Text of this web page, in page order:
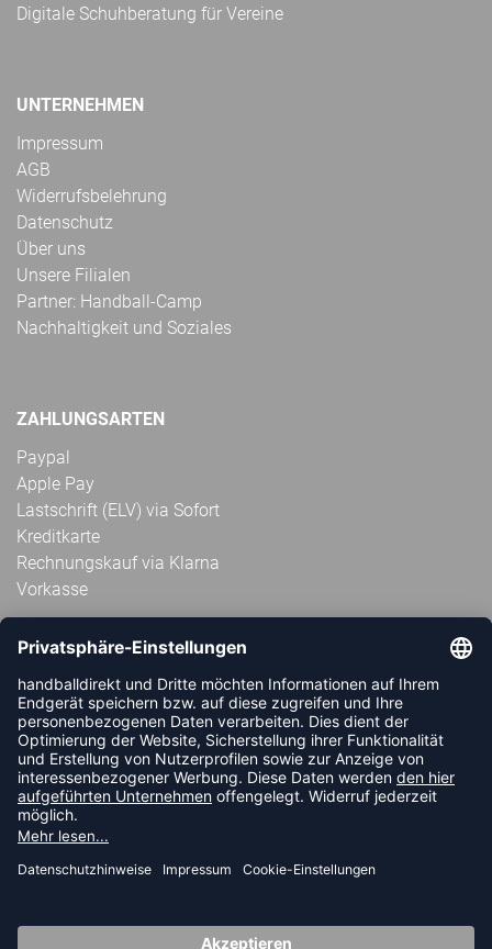
Digitale Schuhberatung für Vereine
UNTERNEHMEN
Impressum
AGB
Widerrufsbelehrung
Datenschutz
Über uns
Unsere Filialen
Partner: Handball-Camp
Nachhaltigkeit und Soziales
ZAHLUNGSARTEN
Paypal
Apple Pay
Lastschrift (ELV) via Sofort
Kreditkarte
Rechnungskauf via Klarna
Vorkasse
ABONNIERE JETZT DEN KOSTENLOSEN
HANDBALLDIREKT-NEWSLETTER UND VERPASSE KEINE
NEUIGKEIT ODER AKTION MEHR.
JETZT ANMELDEN